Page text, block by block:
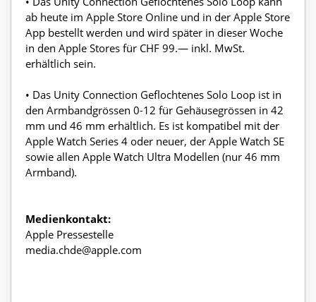
ab heute im Apple Store Online und in der Apple Store
App bestellt werden und wird später in dieser Woche
in den Apple Stores für CHF 99.— inkl. MwSt.
erhältlich sein.
• Das Unity Connection Geflochtenes Solo Loop ist in
den Armbandgrössen 0-12 für Gehäusegrössen in 42
mm und 46 mm erhältlich. Es ist kompatibel mit der
Apple Watch Series 4 oder neuer, der Apple Watch SE
sowie allen Apple Watch Ultra Modellen (nur 46 mm
Armband).
Medienkontakt:
Apple Pressestelle
media.chde@apple.com